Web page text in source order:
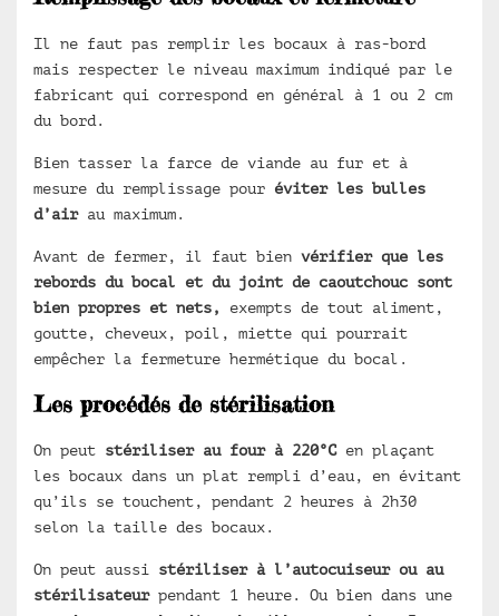
Il ne faut pas remplir les bocaux à ras-bord
mais respecter le niveau maximum indiqué par le
fabricant qui correspond en général à 1 ou 2 cm
du bord.
Bien tasser la farce de viande au fur et à
mesure du remplissage pour éviter les bulles
d’airau maximum.
Avant de fermer, il faut bien vérifier que les
rebords du bocal et du joint de caoutchouc sont
bien propres et nets,
exempts de tout aliment,
goutte, cheveux, poil, miette qui pourrait
empêcher la fermeture hermétique du bocal.
Les procédés de stérilisation
On peut stériliser au four à 220°Cen plaçant
les bocaux dans un plat rempli d’eau, en évitant
qu’ils se touchent, pendant 2 heures à 2h30
selon la taille des bocaux.
On peut aussi stériliser à l’autocuiseur ou au
stérilisateurpendant 1 heure. Ou bien dans une